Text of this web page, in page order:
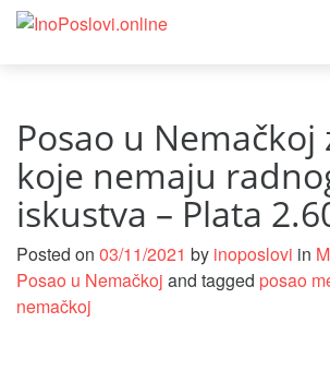
Posao u Nemačkoj
koje nemaju
iskustva – Plata
Posted on 03/11/2021 by inoposlovi in
Posao u Nemačkoj and tagged posao
nemačkoj